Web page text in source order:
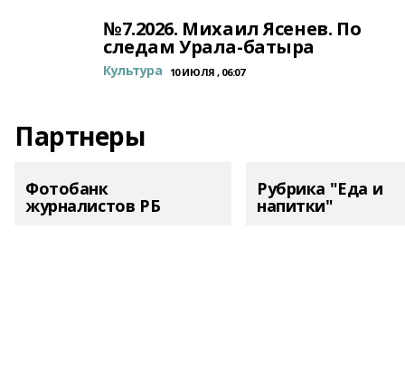
№7.2026. Михаил Ясенев. По
следам Урала-батыра
Культура 10 ИЮЛЯ , 06:07
Партнеры
Фотобанк
журналистов РБ
Рубрика "Еда и
напитки"